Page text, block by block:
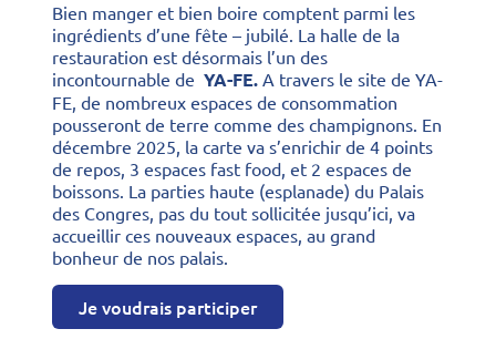
Bien manger et bien boire comptent parmi les
ingrédients d’une fête – jubilé. La halle de la
restauration est désormais l’un des
incontournable de YA-FE.A travers le site de YA-
FE, de nombreux espaces de consommation
pousseront de terre comme des champignons. En
décembre 2025, la carte va s’enrichir de 4 points
de repos, 3 espaces fast food, et 2 espaces de
boissons. La parties haute (esplanade) du Palais
des Congres, pas du tout sollicitée jusqu’ici, va
accueillir ces nouveaux espaces, au grand
bonheur de nos palais.
Je voudrais participer